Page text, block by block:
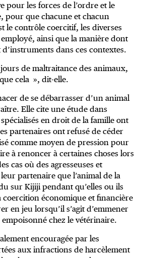
pour les forces de l’ordre et le
pour que chacune et chacun
le contrôle coercitif, les diverses
ainsi que la manière dont
dans ces contextes.
de maltraitance des animaux,
cela », dit-elle.
de se débarrasser d’un animal
Elle cite une étude dans
en droit de la famille ont
partenaires ont refusé de céder
comme moyen de pression pour
à renoncer à certaines choses lors
cas où des agresseuses et
partenaire que l’animal de la
sur Kijiji pendant qu’elles ou ils
coercition économique et financière
en jeu lorsqu’il s’agit d’emmener
chez le vétérinaire.
encouragée par les
aux infractions de harcèlement